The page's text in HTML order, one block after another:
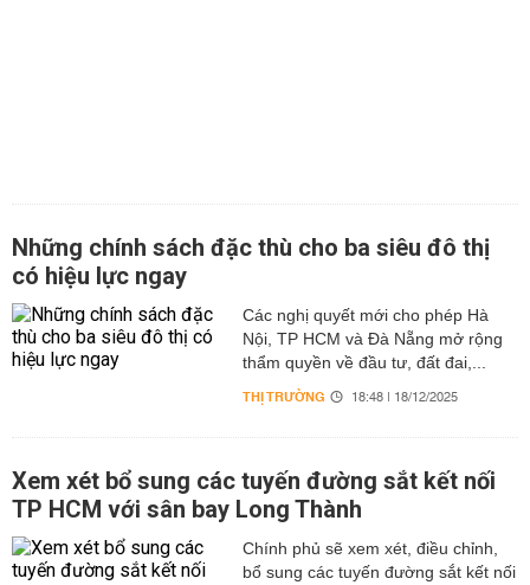
Những chính sách đặc thù cho ba siêu đô thị
có hiệu lực ngay
Các nghị quyết mới cho phép Hà
Nội, TP HCM và Đà Nẵng mở rộng
thẩm quyền về đầu tư, đất đai,...
THỊ TRƯỜNG 18:48 | 18/12/2025
Xem xét bổ sung các tuyến đường sắt kết nối
TP HCM với sân bay Long Thành
Chính phủ sẽ xem xét, điều chỉnh,
bổ sung các tuyến đường sắt kết nối